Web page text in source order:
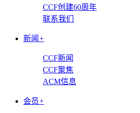
CCF创建60周年
联系我们
新闻 +
CCF新闻
CCF聚焦
ACM信息
会员+